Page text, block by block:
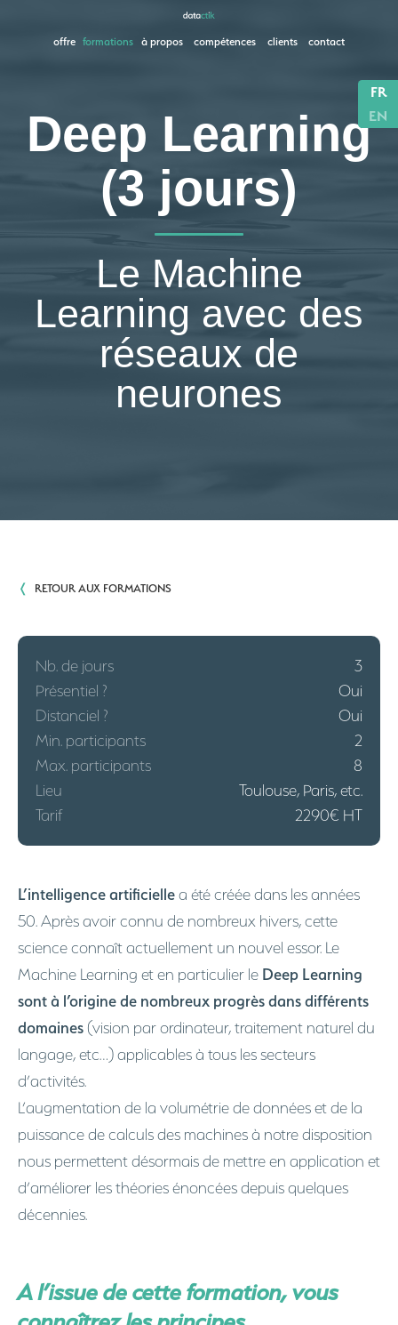
offre formations à propos compétences clients contact
Deep Learning
(3 jours)
Le Machine
Learning avec des
réseaux de
neurones
❬ RETOUR AUX FORMATIONS
Nb. de jours
3
Présentiel ?
Oui
Distanciel ?
Oui
Min. participants
2
Max. participants
8
Lieu
Toulouse, Paris, etc.
Tarif
2290€ HT
L’intelligence artificielle a été créée dans les années
50. Après avoir connu de nombreux hivers, cette
science connaît actuellement un nouvel essor. Le
Machine Learning et en particulier le Deep Learning
sont à l’origine de nombreux progrès dans différents
domaines (vision par ordinateur, traitement naturel du
langage, etc…) applicables à tous les secteurs
d’activités.
L’augmentation de la volumétrie de données et de la
puissance de calculs des machines à notre disposition
nous permettent désormais de mettre en application et
d’améliorer les théories énoncées depuis quelques
décennies.
A l’issue de cette formation, vous
FR
EN